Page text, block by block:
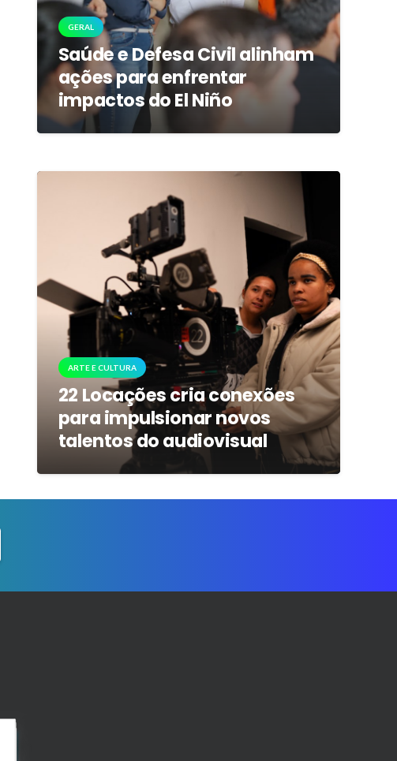
GERAL
Saúde e Defesa Civil alinham
ações para enfrentar
impactos do El Niño
ARTE E CULTURA
22 Locações cria conexões
para impulsionar novos
talentos do audiovisual